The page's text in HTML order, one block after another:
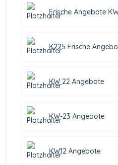
Frische Angebote
K225 Frische
KW 22 Angebote
KW-23 Angebote
KW12 Angebote